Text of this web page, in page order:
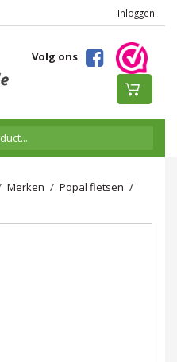
Inloggen
Volg ons
Merken
Popal fietsen